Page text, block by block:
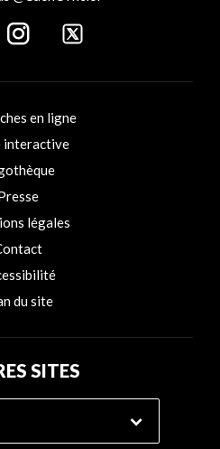
en ligne
interactive
légales
du site
SITES